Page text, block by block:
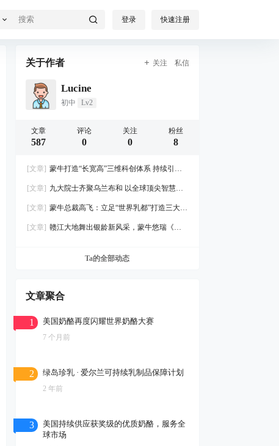
登录 快速注册
关于作者 关注 私信
Lucine
初中 Lv2
文章
587
评论
0
关注
0
粉丝
8
[文章] 蒙牛打造“长宽高”三维科创体系 持续引领
[文章] 九大院士齐聚乌兰布和 以全球顶尖智慧点
[文章] 蒙牛总裁高飞：立足“世界乳都”打造三大高
[文章] 赣江大地舞出银龄新风采，蒙牛悠瑞《劲
Ta的全部动态
文章聚合
1 美国奶酪再度闪耀世界奶酪大赛
7 个月前
2 绿岛珍乳 · 爱尔兰可持续乳制品保障计划
2 年前
3
美国持续供应获奖级的优质奶酪，服务全
球市场